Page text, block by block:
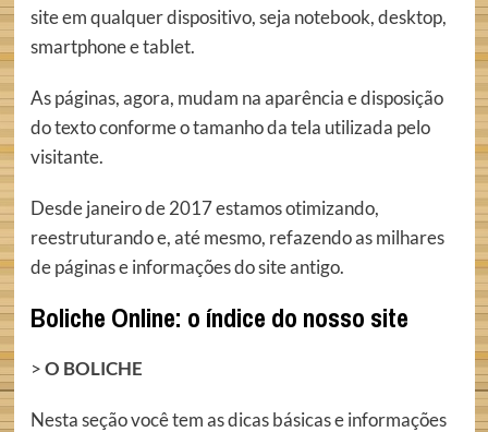
site em qualquer dispositivo, seja notebook, desktop,
smartphone e tablet.
As páginas, agora, mudam na aparência e disposição
do texto conforme o tamanho da tela utilizada pelo
visitante.
Desde janeiro de 2017 estamos otimizando,
reestruturando e, até mesmo, refazendo as milhares
de páginas e informações do site antigo.
Boliche Online: o índice do nosso site
>O BOLICHE
Nesta seção você tem as dicas básicas e informações